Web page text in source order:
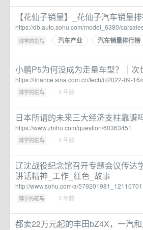
【花仙子销量】_花仙子汽车销量
https://db.auto.sohu.com/model_6380/
博学的鸵鸟 · 汽车产业 汽车销量排行榜
小鹏P5为何没成为走量车型？｜
https://finance.sina.com.cn/tech/it/2022-09-
博学的鸵鸟 · · 3 年前
日本所谓的未来三大经济支柱靠谱
https://www.zhihu.com/question/60363451
博学的鸵鸟 · · 3 年前
辽沈战役纪念馆召开专题会议传达
讲话精神_工作_红色_故事
http://www.sohu.com/a/
博学的鸵鸟 · · 3 年前
都卖22万元起的丰田bZ4X，一汽